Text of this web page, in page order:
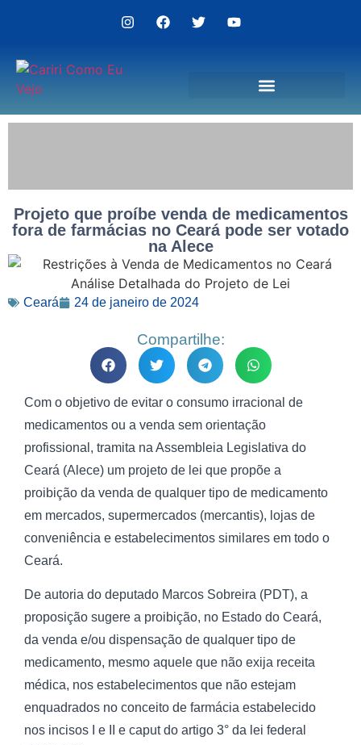
Projeto que proíbe venda de medicamentos
fora de farmácias no Ceará pode ser votado
na Alece
Ceará 24 de janeiro de 2024
Compartilhe:
Com o objetivo de evitar o consumo irracional de
medicamentos ou a venda sem orientação
profissional, tramita na Assembleia Legislativa do
Ceará (Alece) um projeto de lei que propõe a
proibição da venda de qualquer tipo de medicamento
em mercados, supermercados (mercantis), lojas de
conveniência e estabelecimentos similares em todo o
Ceará.
De autoria do deputado Marcos Sobreira (PDT), a
proposição sugere a proibição, no Estado do Ceará,
da venda e/ou dispensação de qualquer tipo de
medicamento, mesmo aquele que não exija receita
médica, nos estabelecimentos que não estejam
enquadrados no conceito de farmácia estabelecido
nos incisos I e II e caput do artigo 3° da lei federal